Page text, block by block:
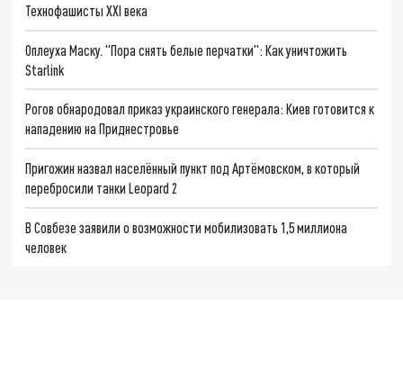
Технофашисты XXI века
Оплеуха Маску. "Пора снять белые перчатки": Как уничтожить
Starlink
Рогов обнародовал приказ украинского генерала: Киев готовится к
нападению на Приднестровье
Пригожин назвал населённый пункт под Артёмовском, в который
перебросили танки Leopard 2
В Совбезе заявили о возможности мобилизовать 1,5 миллиона
человек